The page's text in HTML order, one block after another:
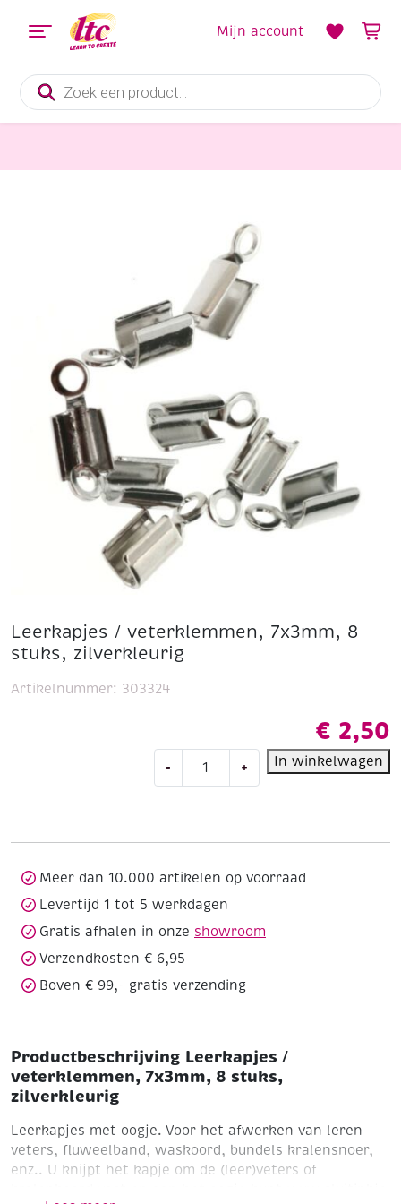
Producten
zoeken
Mijn account
Leerkapjes / veterklemmen, 7x3mm, 8
stuks, zilverkleurig
€ 2,50
-
zilverkleurig
+ In winkelwagen
Artikelnummer: 303324
Meer dan 10.000 artikelen op voorraad
Levertijd 1 tot 5 werkdagen
Gratis afhalen in onze showroom
Verzendkosten € 6,95
Boven € 99,- gratis verzending
Productbeschrijving Leerkapjes /
veterklemmen, 7x3mm, 8 stuks,
zilverkleurig
Leerkapjes met oogje. Voor het afwerken van leren
veters, fluweelband, waskoord, bundels kralensnoer,
enz.. U knijpt het kapje om de (leer)veters of